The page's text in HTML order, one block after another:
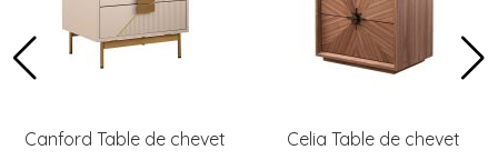
Canford Table de chevet Celia Table de chevet